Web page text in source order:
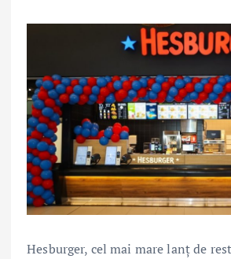
Hesburger, cel mai mare lanț de